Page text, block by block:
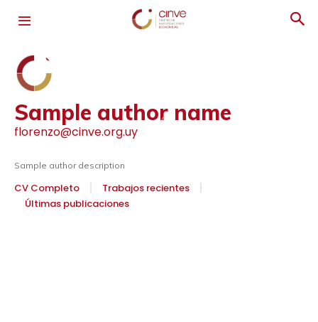
Sample author name
florenzo@cinve.org.uy
Sample author description
CV Completo
Trabajos recientes
Últimas publicaciones